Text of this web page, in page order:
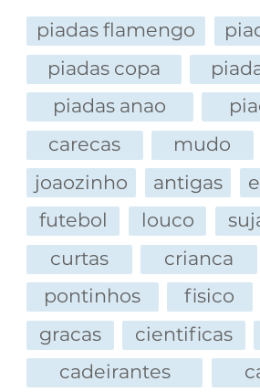
piadas flamengo
piadas copa
piadas anao
carecas
mudo
joaozinho
antigas
futebol
louco
curtas
crianca
pontinhos
fisico
gracas
cientificas
cadeirantes